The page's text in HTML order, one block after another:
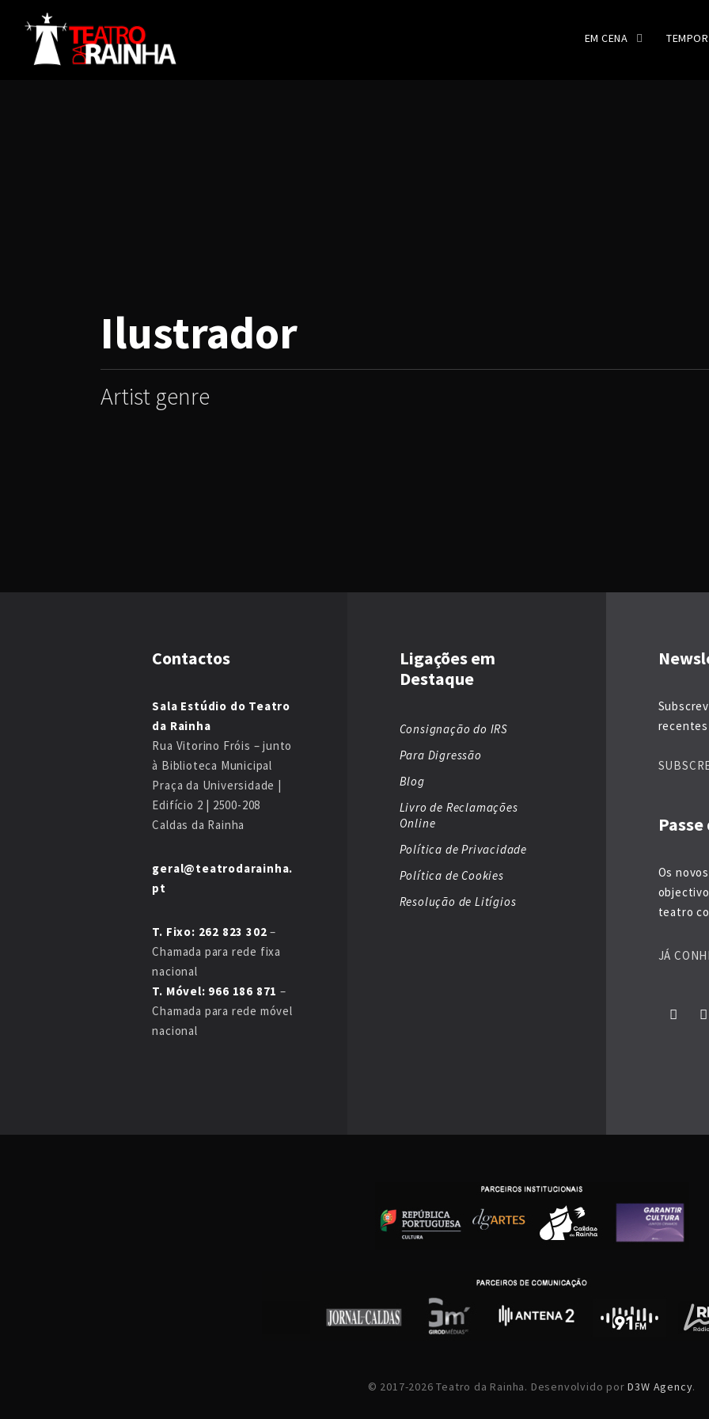
EM CENA
Ilustrador
Artist genre
Contactos
Sala Estúdio do Teatro
da Rainha
Rua Vitorino Fróis – junto
à Biblioteca Municipal
Praça da Universidade |
Edifício 2 | 2500-208
Caldas da Rainha
geral@teatrodarainha.
pt
T. Fixo: 262 823 302 –
Chamada para rede fixa
nacional
T. Móvel: 966 186 871 –
Chamada para rede móvel
nacional
Ligações em
Destaque
Consignação do IRS
Para Digressão
Blog
Livro de Reclamações
Online
Política de Privacidade
Política de Cookies
Resolução de Litígios
recentes
Os
teatro
JÁ
© 2017-2026 Teatro da Rainha. Desenvolvido porD3W Agency.